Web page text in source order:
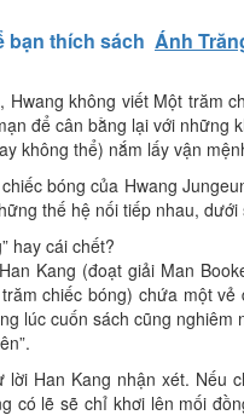
bạn thích sách Ánh
Hwang không viết Một trăm
để cân bằng lại với những
không thể) nắm lấy vận
bóng của Hwang
thế hệ nối tiếp nhau,
hay cái chết?
Kang (đoạt giải Man
chiếc bóng) chứa một
lúc cuốn sách cũng
lời Han Kang nhận xét. Nếu
có lẽ sẽ chỉ khơi lên mối